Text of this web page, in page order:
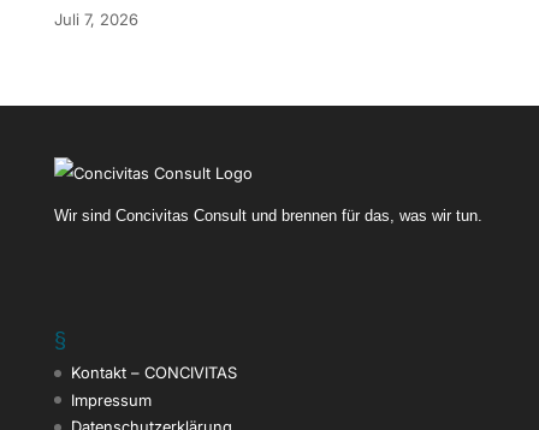
Juli 7, 2026
Wir sind Concivitas Consult und brennen für das, was wir tun.
§
Kontakt – CONCIVITAS
Impressum